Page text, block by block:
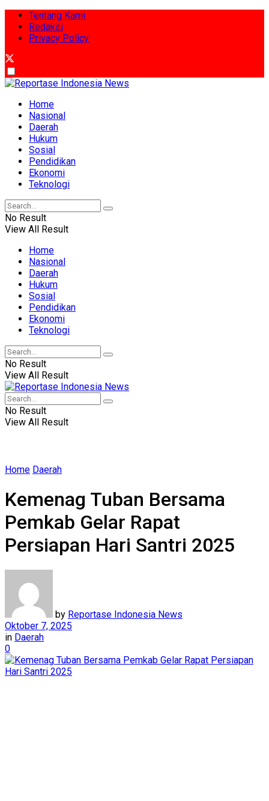
Tentang Kami
Redaksi
Privacy Policy
Home
Nasional
Daerah
Hukum
Sosial
Pendidikan
Ekonomi
Teknologi
No Result
View All Result
Home
Nasional
Daerah
Hukum
Sosial
Pendidikan
Ekonomi
Teknologi
No Result
View All Result
No Result
View All Result
Home Daerah
Kemenag Tuban Bersama
Pemkab Gelar Rapat
Persiapan Hari Santri 2025
by Reportase Indonesia News
Oktober 7, 2025
in Daerah
0